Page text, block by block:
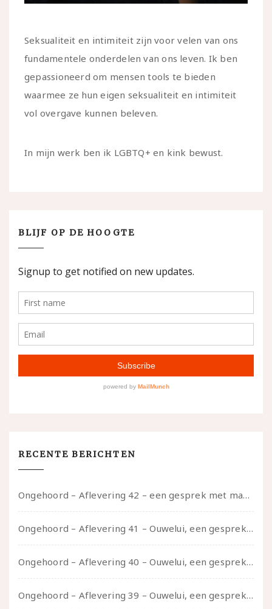
Seksualiteit en intimiteit zijn voor velen van ons
fundamentele onderdelen van ons leven. Ik ben
gepassioneerd om mensen tools te bieden
waarmee ze hun eigen seksualiteit en intimiteit
vol overgave kunnen beleven.
In mijn werk ben ik LGBTQ+ en kink bewust.
BLIJF OP DE HOOGTE
RECENTE BERICHTEN
Ongehoord – Aflevering 42 – een gesprek met marijn over seksueel opbloeien, het ouderschap uitvinden en verschillende leeftijden in je mee dragen
Ongehoord – Aflevering 41 – Ouwelui, een gesprek met Marcelle over polyamorie op latere leeftijd, (mantel)zorg voor je partners en seksueel plezier.
Ongehoord – Aflevering 40 – Ouwelui, een gesprek met Sadie Lune over vormende relaties en de geschiedenis van de queer pornobeweging
Ongehoord – Aflevering 39 – Ouwelui, een gesprek met Pepijn en Ivo over hun regenbooggezin, eigenzinnig ouder worden en Cruise Control